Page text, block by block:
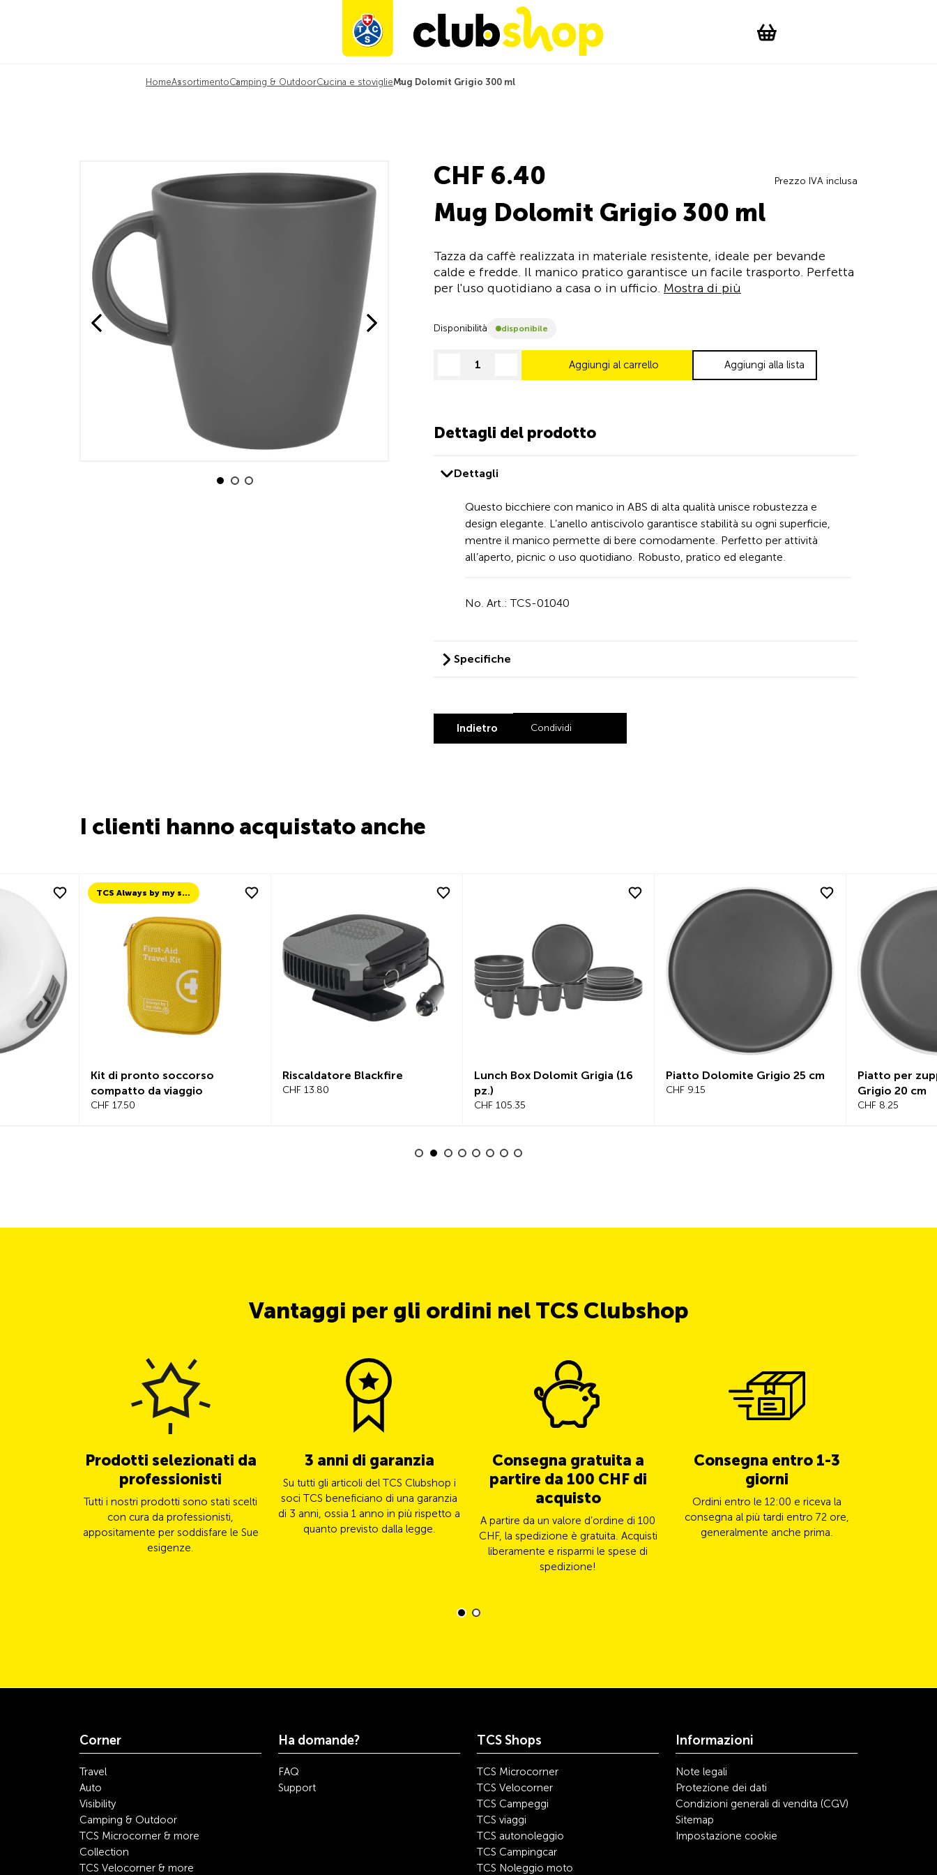
WishList
HomeAssortimentoCamping & OutdoorCucina e stoviglieMug Dolomit Grigio 300 ml
CHF 6.40 Prezzo IVA inclusa
Mug Dolomit Grigio 300 ml
Tazza da caffè realizzata in materiale resistente, ideale per bevande
calde e fredde. Il manico pratico garantisce un facile trasporto. Perfetta
per l'uso quotidiano a casa o in ufficio. Mostra di più
Disponibilità disponibile
decrease quantityincrease quantity
Aggiungi al carrello Aggiungi alla lista
Dettagli del prodotto
Dettagli
Questo bicchiere con manico in ABS di alta qualità unisce robustezza e
design elegante. L’anello antiscivolo garantisce stabilità su ogni superficie,
mentre il manico permette di bere comodamente. Perfetto per attività
all’aperto, picnic o uso quotidiano. Robusto, pratico ed elegante.
No. Art.: TCS-01040
Specifiche
Indietro Condividi
I clienti hanno acquistato anche
TCS Always by my side
Kit di pronto soccorso
compatto da viaggio
CHF 17.50
Riscaldatore Blackfire
CHF 13.80
Lunch Box Dolomit Grigia (16
pz.)
CHF 105.35
Piatto Dolomite Grigio 25 cm
CHF 9.15
Piatto per
Grigio 20 cm
CHF 8.25
Vantaggi per gli ordini nel TCS Clubshop
Prodotti selezionati da
professionisti
Tutti i nostri prodotti sono stati scelti
con cura da professionisti,
appositamente per soddisfare le Sue
esigenze.
3 anni di garanzia
Su tutti gli articoli del TCS Clubshop i
soci TCS beneficiano di una garanzia
di 3 anni, ossia 1 anno in più rispetto a
quanto previsto dalla legge.
Consegna gratuita a
partire da 100 CHF di
acquisto
A partire da un valore d’ordine di 100
CHF, la spedizione è gratuita. Acquisti
liberamente e risparmi le spese di
spedizione!
Consegna entro 1-3
giorni
Ordini entro le 12:00 e riceva la
consegna al più tardi entro 72 ore,
generalmente anche prima.
Corner
Travel
Auto
Visibility
Camping & Outdoor
TCS Microcorner & more
Collection
TCS Velocorner & more
Ha domande?
FAQ
Support
TCS Shops
TCS Microcorner
TCS Velocorner
TCS Campeggi
TCS viaggi
TCS autonoleggio
TCS Campingcar
TCS Noleggio moto
Informazioni
Note legali
Protezione dei dati
Condizioni generali di vendita (CGV)
Sitemap
Impostazione cookie